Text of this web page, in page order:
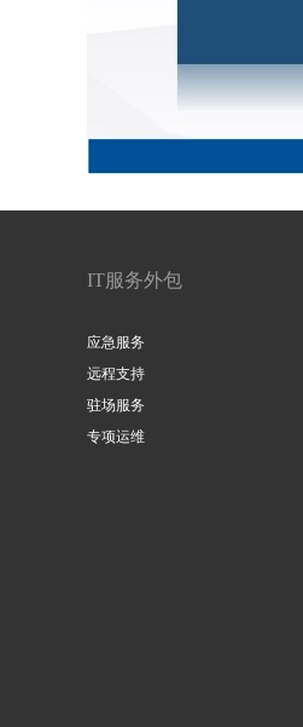
IT服务外包
应急服务
远程支持
驻场服务
专项运维